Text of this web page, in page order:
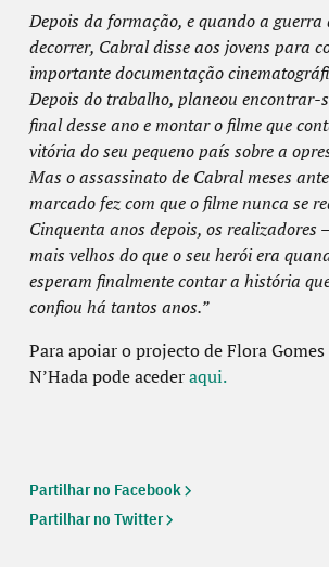
Depois da formação, e quando a
decorrer, Cabral disse aos jovens para
importante documentação
Depois do trabalho, planeou encontrar-
final desse ano e montar o filme que
vitória do seu pequeno país sobre a
Mas o assassinato de Cabral meses
marcado fez com que o filme nunca se
Cinquenta anos depois, os realizadores
mais velhos do que o seu herói era
esperam finalmente contar a história
confiou há tantos anos.”
Para apoiar o projecto de Flora Gomes
N’Hada pode acederaqui.
Partilhar no Facebook
Partilhar no Twitter